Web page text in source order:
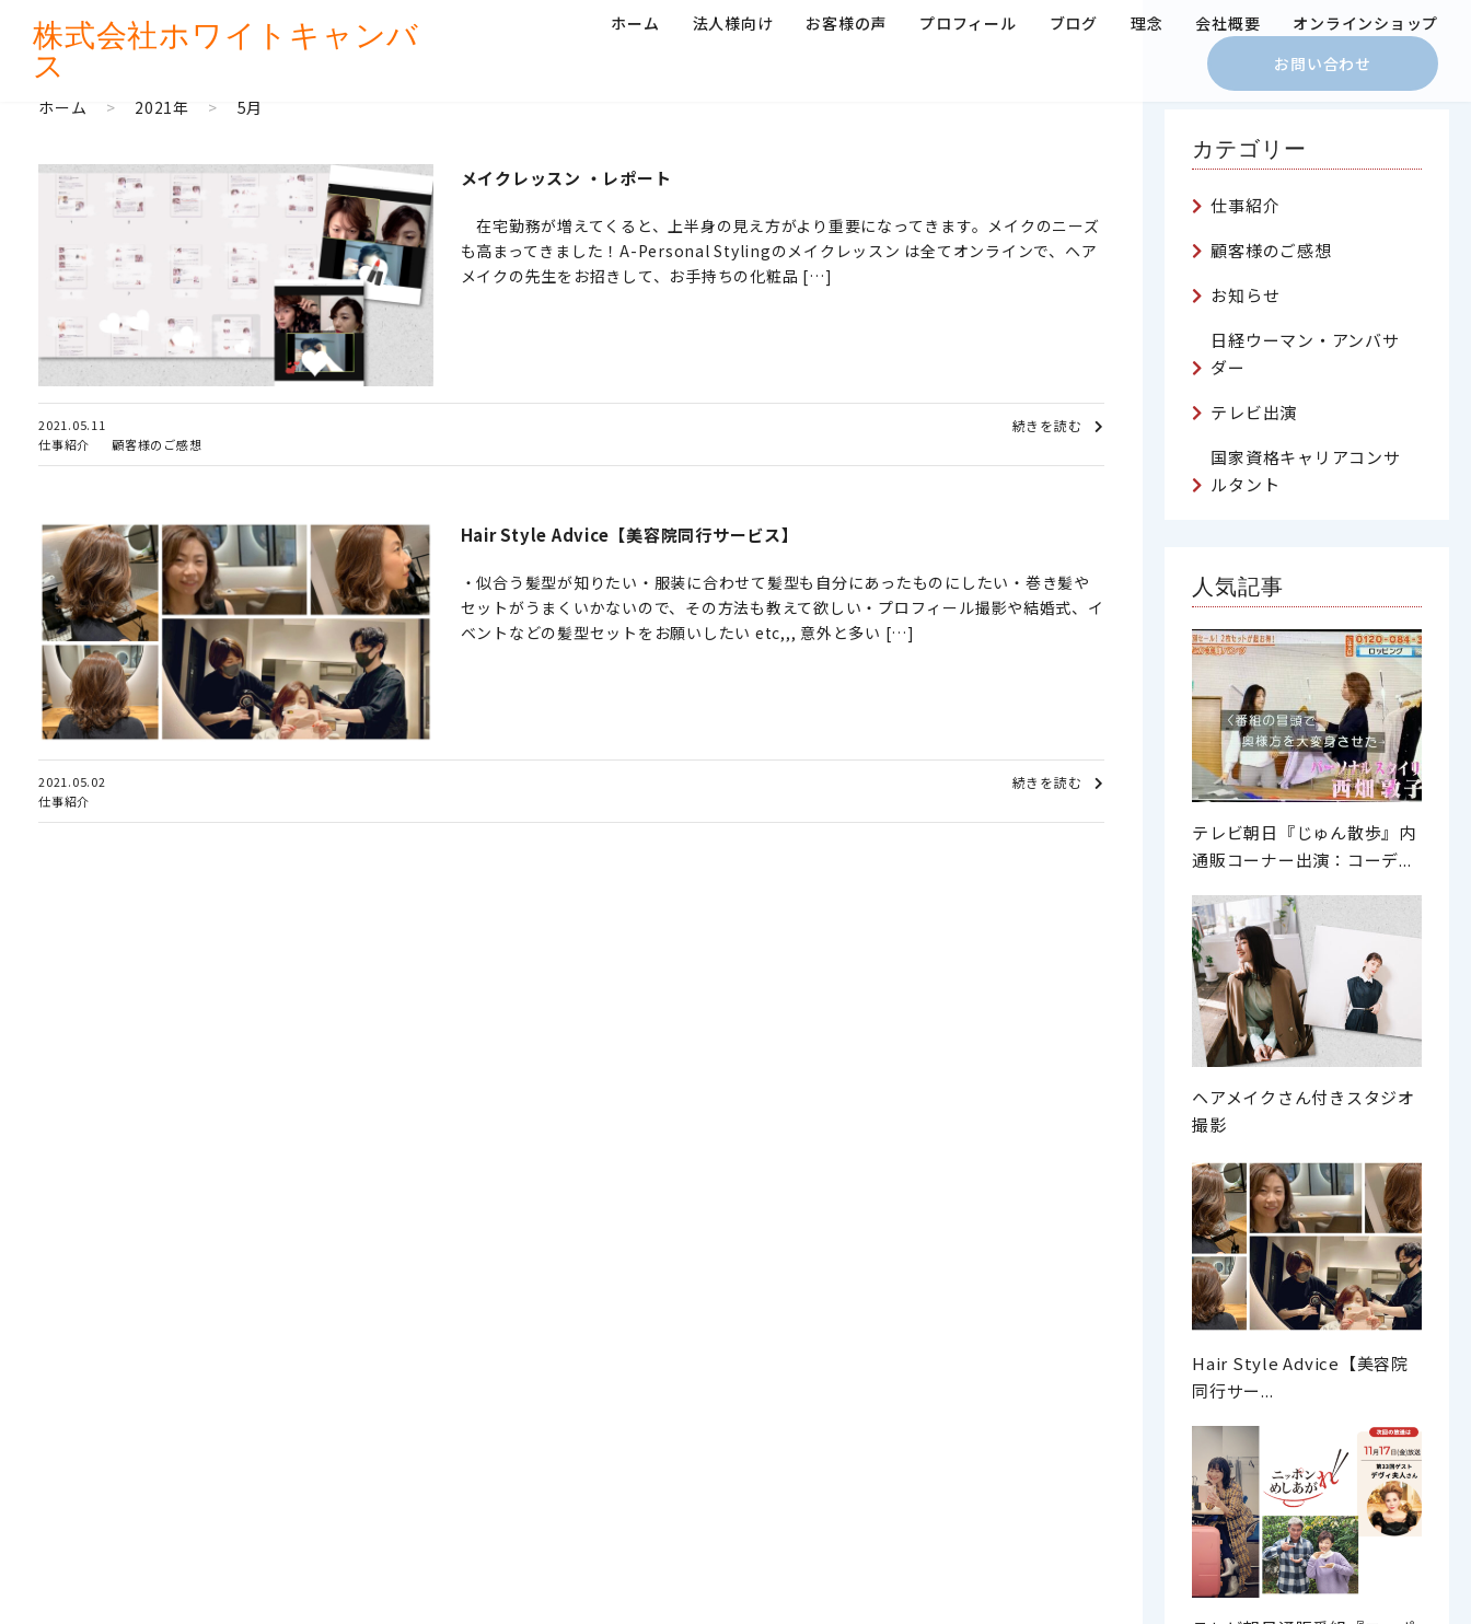
株式会社ホワイトキャンバ
ス
ホーム 法人様向け お客様の声 プロフィール ブログ 理念 会社概要
オンラインショップ
お問い合わせ
ホーム > 2021年 > 5月
メイクレッスン ・レポート
在宅勤務が増えてくると、上半身の見え方がより重要になってきます。メイクのニーズ
も高まってきました！A-Personal Stylingのメイクレッスン は全てオンラインで、ヘア
メイクの先生をお招きして、お手持ちの化粧品 […]
2021.05.11
仕事紹介
顧客様のご感想
続きを読む
Hair Style Advice【美容院同行サービス】
・似合う髪型が知りたい・服装に合わせて髪型も自分にあったものにしたい・巻き髪や
セットがうまくいかないので、その方法も教えて欲しい・プロフィール撮影や結婚式、イ
ベントなどの髪型セットをお願いしたい etc,,, 意外と多い […]
2021.05.02
仕事紹介
続きを読む
カテゴリー
仕事紹介
顧客様のご感想
お知らせ
日経ウーマン・アンバサ
ダー
テレビ出演
国家資格キャリアコンサ
ルタント
人気記事
テレビ朝日『じゅん散歩』内
通販コーナー出演：コーデ...
ヘアメイクさん付きスタジオ
撮影
Hair Style Advice【美容院
同行サー...